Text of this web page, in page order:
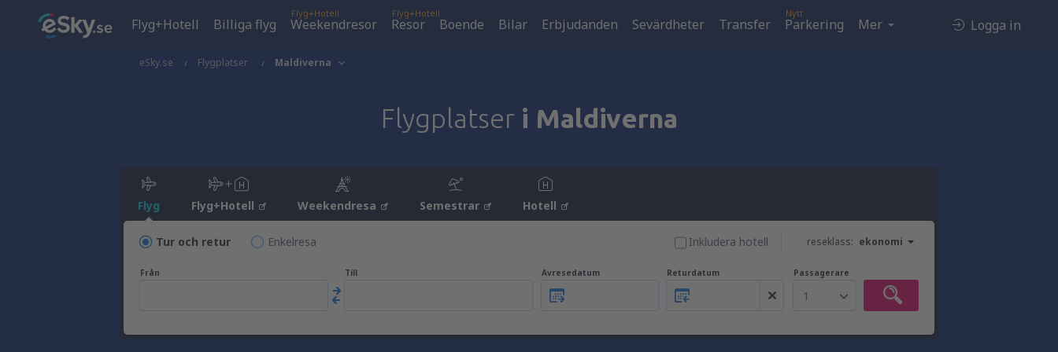
Flyg+Hotell Billiga flyg
Flyg+Hotell
Weekendresor
Flyg+Hotell
Resor Boende Bilar Erbjudanden Sevärdheter Transfer
Nytt
Parkering Mer Logga in
eSky.se Flygplatser Maldiverna
Flygplatser i Maldiverna
Flyg Flyg+Hotell Weekendresa Semestrar Hotell
Tur och retur Enkelresa reseklass: ekonomi
Inkludera hotell
Från Till Avresedatum Returdatum Passagerare
1